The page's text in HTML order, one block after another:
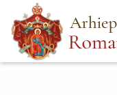
Mergi
la
conţinutul
Main
menu